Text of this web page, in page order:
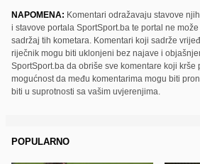
NAPOMENA: Komentari odražavaju stavove
i stavove portala SportSport.ba te portal ne
sadržaj tih kometara. Komentari koji sadrže
riječnik mogu biti uklonjeni bez najave i
SportSport.ba da obriše sve komentare koji krše
mogućnost da među komentarima mogu biti
biti u suprotnosti sa vašim uvjerenjima.
POPULARNO